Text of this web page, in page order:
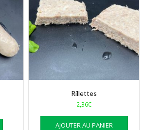
Rillettes
2,36€
AJOUTER AU PANIER